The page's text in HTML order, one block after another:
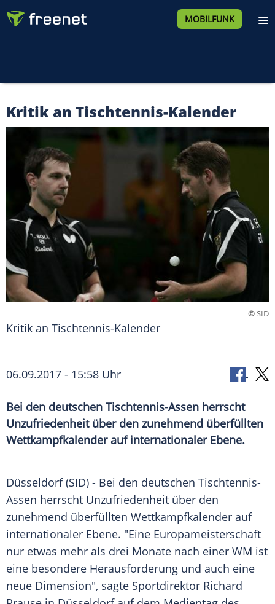
MOBILFUNK
Kritik an Tischtennis-Kalender
©SID
Kritik an Tischtennis-Kalender
06.09.2017 - 15:58 Uhr
Bei den deutschen Tischtennis-Assen herrscht
Unzufriedenheit über den zunehmend überfüllten
Wettkampfkalender auf internationaler Ebene.
Düsseldorf(SID) - Bei den deutschen Tischtennis-
Assen herrscht Unzufriedenheit über den
zunehmend überfüllten Wettkampfkalender auf
internationaler Ebene. "Eine Europameisterschaft
nur etwas mehr als drei Monate nach einer WM ist
eine besondere Herausforderung und auch eine
neue Dimension", sagte Sportdirektor Richard